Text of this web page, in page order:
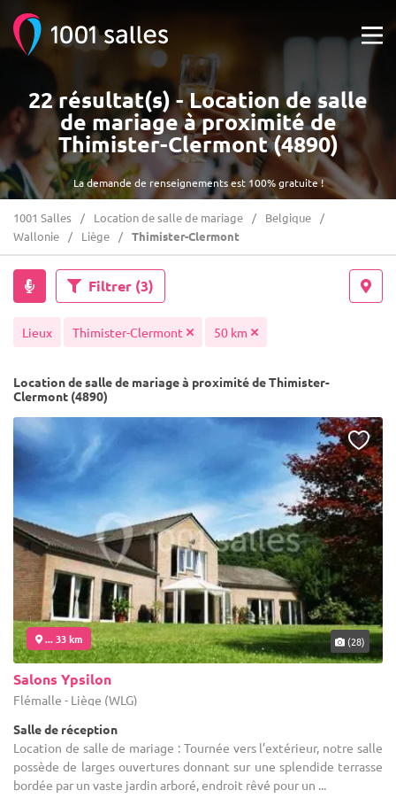
La demande de renseignements est 100% gratuite !
22 résultat(s) - Location de salle
de mariage à proximité de
Thimister-Clermont (4890)
1001 Salles Location de salle de mariage
Belgique
Wallonie
Liège Thimister-Clermont
Filtrer (3)
Lieux Thimister-Clermont 50 km
Location de salle de mariage à proximité de Thimister-
Clermont (4890)
... 33 km (28)
Salons Ypsilon
Flémalle - Liège (WLG)
Salle de réception
Location de salle de mariage : Tournée vers l’extérieur, notre salle
possède de larges ouvertures donnant sur une splendide terrasse
bordée par un vaste jardin arboré, endroit rêvé pour un ...